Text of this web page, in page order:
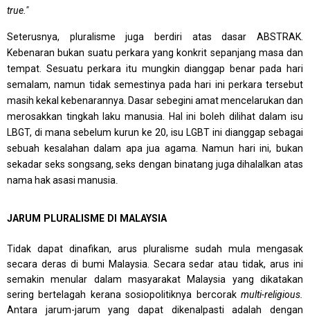
true."
Seterusnya, pluralisme juga berdiri atas dasar ABSTRAK.
Kebenaran bukan suatu perkara yang konkrit sepanjang masa dan
tempat. Sesuatu perkara itu mungkin dianggap benar pada hari
semalam, namun tidak semestinya pada hari ini perkara tersebut
masih kekal kebenarannya. Dasar sebegini amat mencelarukan dan
merosakkan tingkah laku manusia. Hal ini boleh dilihat dalam isu
LBGT, di mana sebelum kurun ke 20, isu LGBT ini dianggap sebagai
sebuah kesalahan dalam apa jua agama. Namun hari ini, bukan
sekadar seks songsang, seks dengan binatang juga dihalalkan atas
nama hak asasi manusia
JARUM PLURALISME DI MALAYSIA
Tidak dapat dinafikan, arus pluralisme sudah mula mengasak
secara deras di bumi Malaysia. Secara sedar atau tidak, arus ini
semakin menular dalam masyarakat Malaysia yang dikatakan
sering bertelagah kerana sosiopolitiknya bercorak multi-religious.
Antara jarum-jarum yang dapat dikenalpasti adalah dengan